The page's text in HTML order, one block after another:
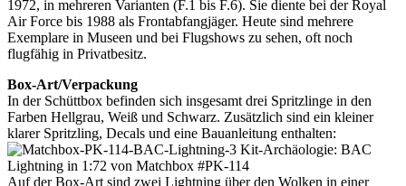
1972, in mehreren Varianten (F.1 bis F.6). Sie diente bei der Royal
Air Force bis 1988 als Frontabfangjäger. Heute sind mehrere
Exemplare in Museen und bei Flugshows zu sehen, oft noch
flugfähig in Privatbesitz.
Box-Art/Verpackung
In der Schüttbox befinden sich insgesamt drei Spritzlinge in den
Farben Hellgrau, Weiß und Schwarz. Zusätzlich sind ein kleiner
klarer Spritzling, Decals und eine Bauanleitung enthalten:
Auf der Box-Art sind zwei Lightning über den Wolken in einer